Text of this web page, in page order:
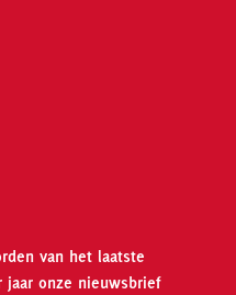
van het laatste
jaar onze nieuwsbrief